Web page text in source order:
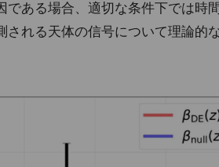
ある場合、適切な条件下では時
れる天体の信号について理論的